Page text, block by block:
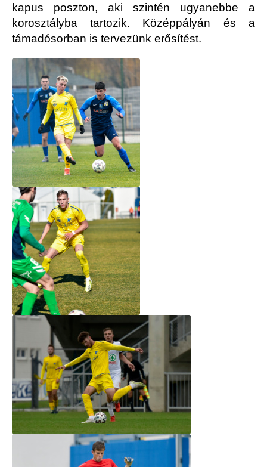
kapus poszton, aki szintén ugyanebbe a
korosztályba tartozik. Középpályán és a
támadósorban is tervezünk erősítést.